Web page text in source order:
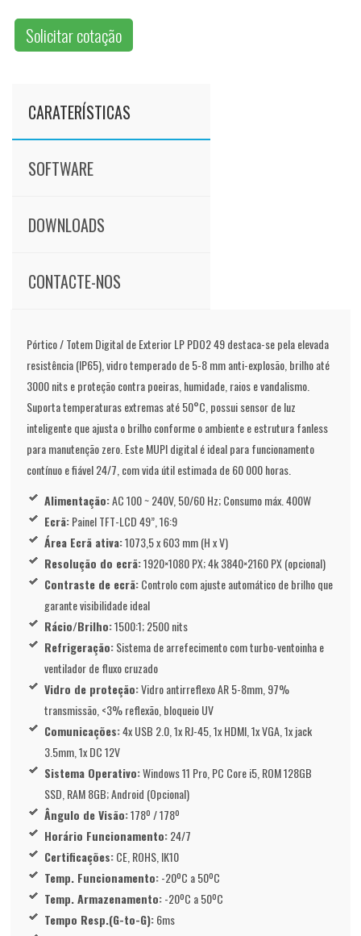
Solicitar cotação
CARATERÍSTICAS
SOFTWARE
DOWNLOADS
CONTACTE-NOS
Pórtico / Totem Digital de Exterior LP PDO2 49 destaca-se pela elevada
resistência (IP65), vidro temperado de 5-8 mm anti-explosão, brilho até
3000 nits e proteção contra poeiras, humidade, raios e vandalismo.
Suporta temperaturas extremas até 50°C, possui sensor de luz
inteligente que ajusta o brilho conforme o ambiente e estrutura fanless
para manutenção zero. Este MUPI digital é ideal para funcionamento
contínuo e fiável 24/7, com vida útil estimada de 60 000 horas.
Alimentação:AC 100 ~ 240V, 50/60 Hz; Consumo máx. 400W
Ecrã:Painel TFT-LCD 49”, 16:9
Área Ecrã ativa:1073,5 x 603 mm (H x V)
Resolução do ecrã:1920×1080 PX; 4k 3840×2160 PX (opcional)
Contraste de ecrã:Controlo com ajuste automático de brilho que
garante visibilidade ideal
Rácio/Brilho:1500:1; 2500 nits
Refrigeração:Sistema de arrefecimento com turbo-ventoinha e
ventilador de fluxo cruzado
Vidro de proteção:Vidro antirreflexo AR 5-8mm, 97%
transmissão, <3% reflexão, bloqueio UV
Comunicações:4x USB 2.0, 1x RJ-45, 1x HDMI, 1x VGA, 1x jack
3.5mm, 1x DC 12V
Sistema Operativo:Windows 11 Pro, PC Core i5, ROM 128GB
SSD, RAM 8GB; Android (Opcional)
Ângulo de Visão:178º / 178º
Horário Funcionamento:24/7
Certificações:CE, ROHS, IK10
Temp. Funcionamento:-20ºC a 50ºC
Temp. Armazenamento:-20ºC a 50ºC
Tempo Resp.(G-to-G):6ms